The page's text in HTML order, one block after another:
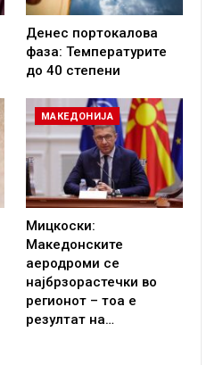
Денес портокалова
фаза: Температурите
до 40 степени
МАКЕДОНИЈА
Мицкоски:
Македонските
аеродроми се
најбрзорастечки во
регионот – тоа е
резултат на…